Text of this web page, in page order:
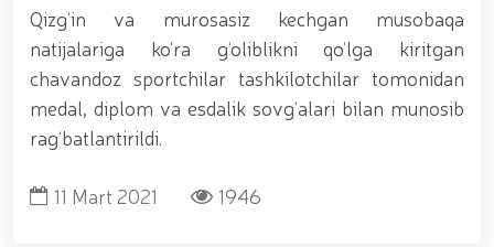
Kuchlarida kibersport, dron va robot texnologiyalari
yo‘nalishlari rivojlantiriladi // Andijon viloyatida
Respublika ishchi guruhining yoshlar bilan uchrashuvi
tadbirlari doirasida muddatdi harbiy xizmatchilarga
sertifikatlar topshirildi. // Milliy gvardiya
qo‘mondoni, general-polkovnik B.Tashmatov
poytaxtimizdagi manzilli ishlari davomida yoshlar
Farg‘ona viloyatida jinoyat sodir etishga moyil
Qizg‘in va murosasiz kechgan musobaqa
natijalariga ko‘ra g‘oliblikni qo‘lga kiritgan
chavandoz sportchilar tashkilotchilar tomonidan
medal, diplom va esdalik sovg‘alari bilan munosib
rag‘batlantirildi.
11 Mart 2021 1946